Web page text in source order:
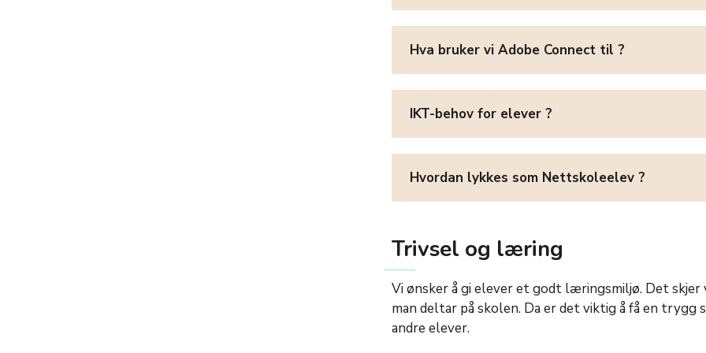
Hva bruker vi Adobe Connect til ?
IKT-behov for elever ?
Hvordan lykkes som Nettskoleelev ?
Trivsel og læring
Vi ønsker å gi elever et godt læringsmiljø. Det
man deltar på skolen. Da er det viktig å få en
andre elever.